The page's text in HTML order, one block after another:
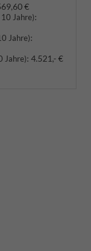
€
Jahre):
Jahre):
Jahre): 4.521,- €